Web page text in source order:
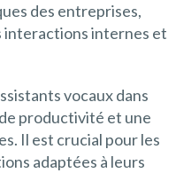
des entreprises,
interactions internes et
vocaux dans
productivité et une
Il est crucial pour les
adaptées à leurs